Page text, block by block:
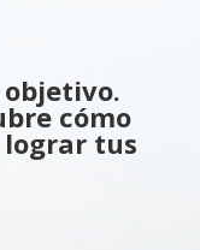
cómo
lograr tus